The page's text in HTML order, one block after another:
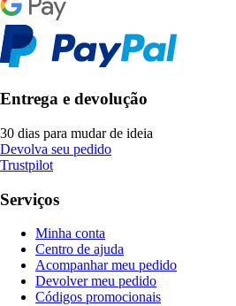
Entrega e devolução
30 dias para mudar de ideia
Devolva seu pedido
Trustpilot
Serviços
Minha conta
Centro de ajuda
Acompanhar meu pedido
Devolver meu pedido
Códigos promocionais